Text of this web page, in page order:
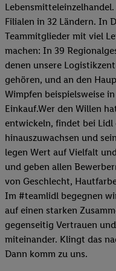
Filialen in 32 Ländern. In
Teammitglieder mit viel
machen: In 39
denen unsere
gehören, und an den
Wimpfen beispielsweise
Einkauf.Wer den Willen
entwickeln, findet bei
hinauszuwachsen und
legen Wert auf Vielfalt
und geben allen
von Geschlecht,
Im #teamlidl begegnen
auf einen starken
gegenseitig Vertrauen
miteinander. Klingt das
Dann komm zu uns.​